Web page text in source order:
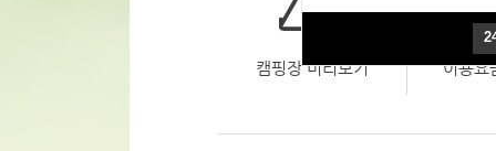
캠핑장 미리보기 이용요